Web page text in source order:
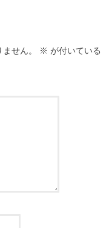
せん。 ※ が付いている